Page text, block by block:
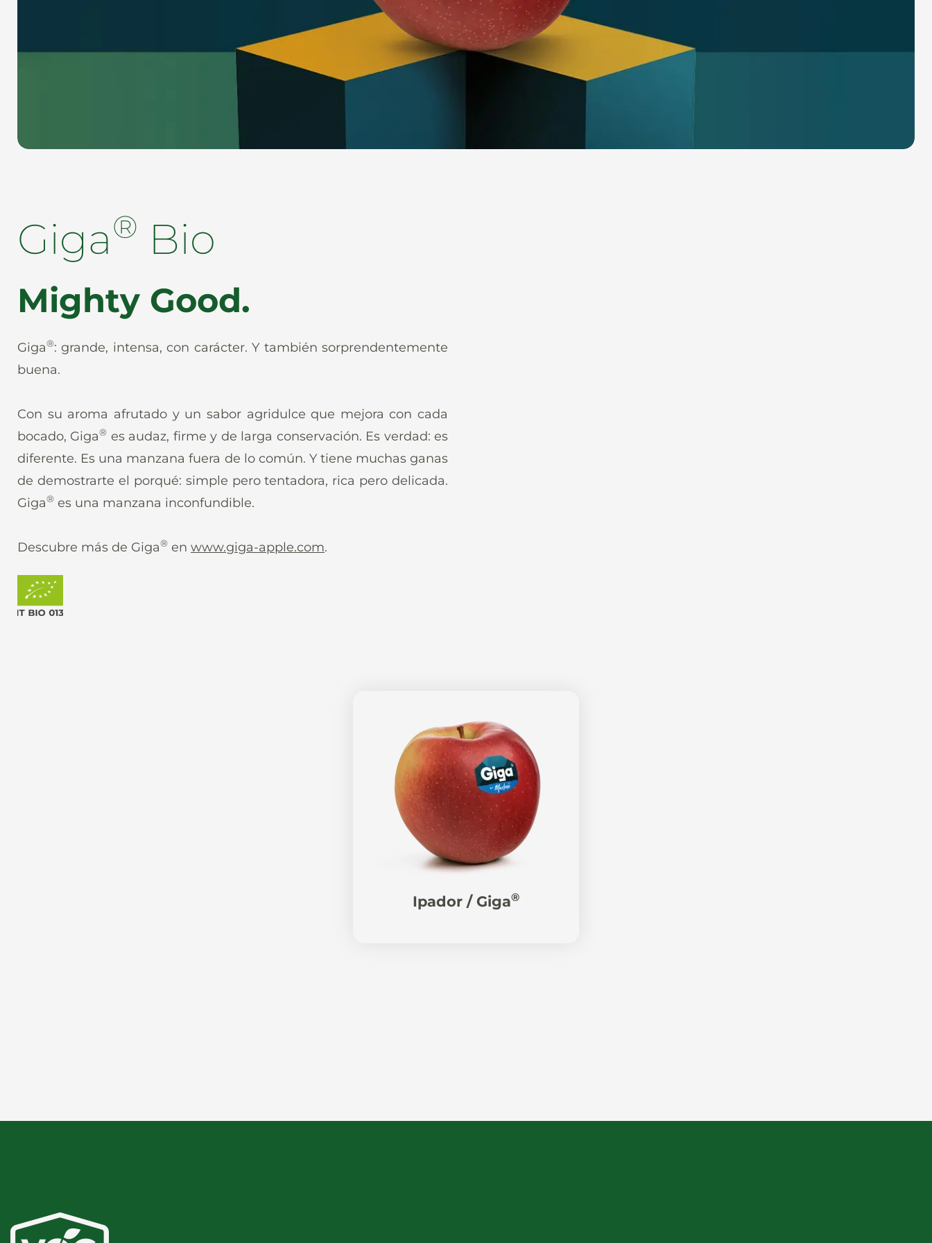
Giga® Bio
Mighty Good.
Giga®: grande, intensa, con carácter. Y también sorprendentemente
buena.
Con su aroma afrutado y un sabor agridulce que mejora con cada
bocado, Giga® es audaz, firme y de larga conservación. Es verdad: es
diferente. Es una manzana fuera de lo común. Y tiene muchas ganas
de demostrarte el porqué: simple pero tentadora, rica pero delicada.
Giga® es una manzana inconfundible.
Descubre más de Giga®️ en www.giga-apple.com.
Ipador / Giga®